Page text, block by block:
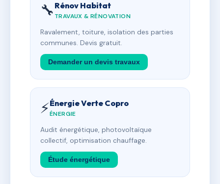
🔧 Rénov Habitat
TRAVAUX & RÉNOVATION
Ravalement, toiture, isolation des parties
communes. Devis gratuit.
Demander un devis travaux
⚡Énergie Verte Copro
ÉNERGIE
Audit énergétique, photovoltaïque
collectif, optimisation chauffage.
Étude énergétique